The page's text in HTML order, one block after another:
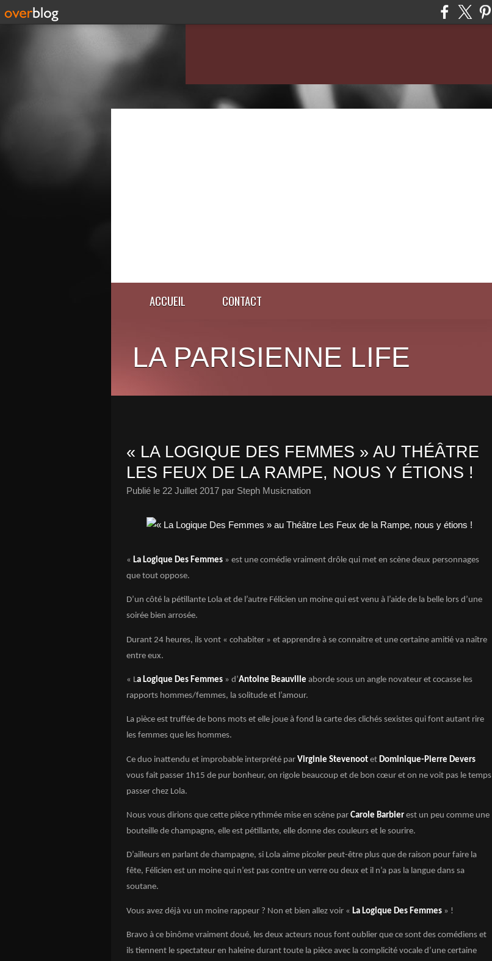
ACCUEIL CONTACT
LA PARISIENNE LIFE
« LA LOGIQUE DES FEMMES » AU THÉÂTRE
LES FEUX DE LA RAMPE, NOUS Y ÉTIONS !
Publié le 22 Juillet 2017 par Steph Musicnation
« La Logique Des Femmes » est une comédie vraiment drôle qui met en scène deux personnages
que tout oppose.
D’un côté la pétillante Lola et de l’autre Félicien un moine qui est venu à l’aide de la belle lors d’une
soirée bien arrosée.
Durant 24 heures, ils vont « cohabiter » et apprendre à se connaitre et une certaine amitié va naître
entre eux.
« La Logique Des Femmes » d’Antoine Beauville aborde sous un angle novateur et cocasse les
rapports hommes/femmes, la solitude et l’amour.
La pièce est truffée de bons mots et elle joue à fond la carte des clichés sexistes qui font autant rire
les femmes que les hommes.
Ce duo inattendu et improbable interprété par Virginie Stevenoot et Dominique-Pierre Devers
vous fait passer 1h15 de pur bonheur, on rigole beaucoup et de bon cœur et on ne voit pas le temps
passer chez Lola.
Nous vous dirions que cette pièce rythmée mise en scène par Carole Barbier est un peu comme une
bouteille de champagne, elle est pétillante, elle donne des couleurs et le sourire.
D’ailleurs en parlant de champagne, si Lola aime picoler peut-être plus que de raison pour faire la
fête, Félicien est un moine qui n’est pas contre un verre ou deux et il n’a pas la langue dans sa
soutane.
Vous avez déjà vu un moine rappeur ? Non et bien allez voir « La Logique Des Femmes » !
Bravo à ce binôme vraiment doué, les deux acteurs nous font oublier que ce sont des comédiens et
ils tiennent le spectateur en haleine durant toute la pièce avec la complicité vocale d’une certaine